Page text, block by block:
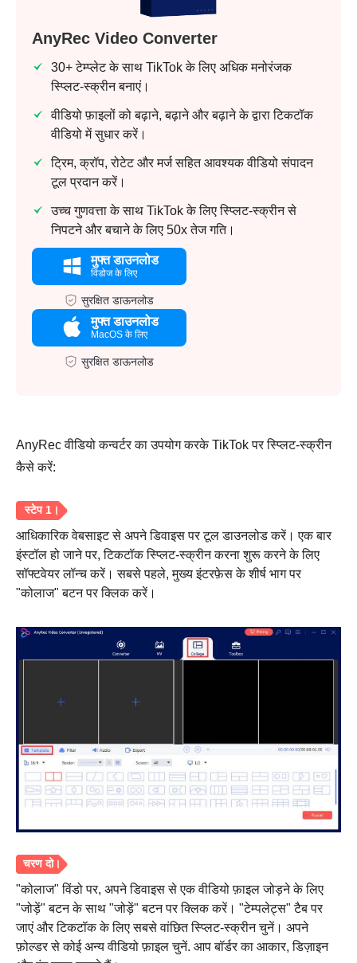
AnyRec Video Converter
30+ टेम्प्लेट के साथ TikTok के लिए अधिक मनोरंजक
स्प्लिट-स्क्रीन बनाएं।
वीडियो फ़ाइलों को बढ़ाने, बढ़ाने और बढ़ाने के द्वारा टिकटॉक
वीडियो में सुधार करें।
ट्रिम, क्रॉप, रोटेट और मर्ज सहित आवश्यक वीडियो संपादन
टूल प्रदान करें।
उच्च गुणवत्ता के साथ TikTok के लिए स्प्लिट-स्क्रीन से
निपटने और बचाने के लिए 50x तेज गति।
मुफ्त डाउनलोड
विंडोज के लिए
सुरक्षित डाऊनलोड
मुफ्त डाउनलोड
MacOS के लिए
सुरक्षित डाऊनलोड
AnyRec वीडियो कन्वर्टर का उपयोग करके TikTok पर स्प्लिट-स्क्रीन
कैसे करें:
स्टेप 1।
आधिकारिक वेबसाइट से अपने डिवाइस पर टूल डाउनलोड करें। एक बार
इंस्टॉल हो जाने पर, टिकटॉक स्प्लिट-स्क्रीन करना शुरू करने के लिए
सॉफ्टवेयर लॉन्च करें। सबसे पहले, मुख्य इंटरफ़ेस के शीर्ष भाग पर
"कोलाज" बटन पर क्लिक करें।
"कोलाज" विंडो पर, अपने डिवाइस से एक वीडियो फ़ाइल जोड़ने के लिए
"जोड़ें" बटन के साथ "जोड़ें" बटन पर क्लिक करें। "टेम्पलेट्स" टैब पर
जाएं और टिकटॉक के लिए सबसे वांछित स्प्लिट-स्क्रीन चुनें। अपने
फ़ोल्डर से कोई अन्य वीडियो फ़ाइल चुनें. आप बॉर्डर का आकार, डिज़ाइन